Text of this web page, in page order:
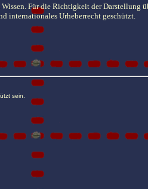
Für die Richtigkeit der Darstellung
internationales Urheberrecht geschützt.
sein.